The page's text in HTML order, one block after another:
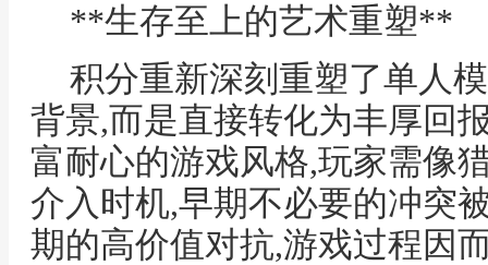
**生存至上的艺术重塑**
积分重新深刻重塑了单人
背景,而是直接转化为丰厚回
富耐心的游戏风格,玩家需像
介入时机,早期不必要的冲突
期的高价值对抗,游戏过程因